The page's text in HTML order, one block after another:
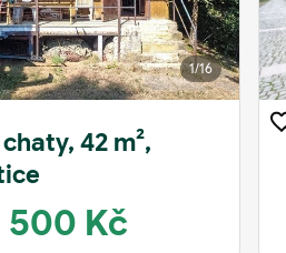
1/16
42 m²,
500 Kč